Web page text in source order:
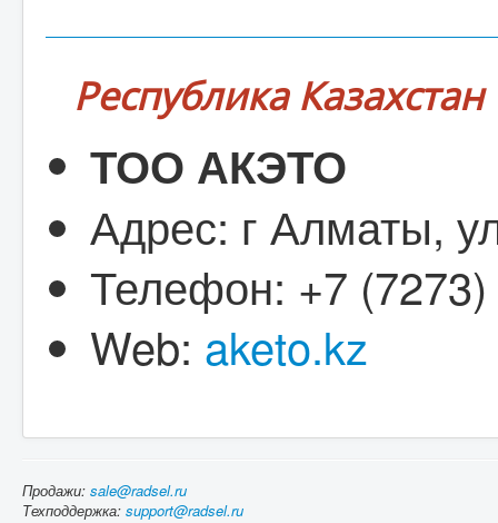
Республика Казахстан
ТОО АКЭТО
Адрес: г Алматы,
Телефон: +7
Web: aketo.kz
Продажи: sale@radsel.ru
Техподдержка: support@radsel.ru